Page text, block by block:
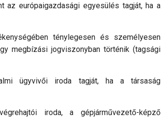
az európaigazdasági egyesülés tagját, ha a
ténylegesen és személyesen
megbízási jogviszonyban történik (tagsági
ügyvivői iroda tagját, ha a társaság
iroda, a gépjárművezető-képző